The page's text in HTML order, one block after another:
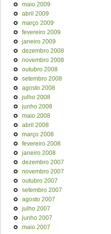
maio 2009
abril 2009
março 2009
fevereiro 2009
janeiro 2009
dezembro 2008
novembro 2008
outubro 2008
setembro 2008
agosto 2008
julho 2008
junho 2008
maio 2008
abril 2008
março 2008
fevereiro 2008
janeiro 2008
dezembro 2007
novembro 2007
outubro 2007
setembro 2007
agosto 2007
julho 2007
junho 2007
maio 2007